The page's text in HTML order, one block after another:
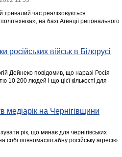
тривалий час реалізовується
на базі Агенції регіонального
російських військ в Білорусі
Дейнеко повідомив, що наразі Росія
10 200 людей і що цієї кількості для
медіарік на Чернігівщини
рік, що минає для чернігівських
собі повномасштабну російську агресію.